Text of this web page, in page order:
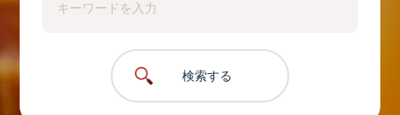
検索する